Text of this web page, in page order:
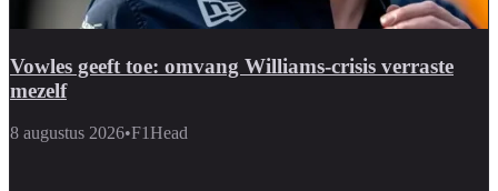
Vowles geeft toe: omvang Williams-crisis verraste
mezelf
8 augustus 2026•F1Head